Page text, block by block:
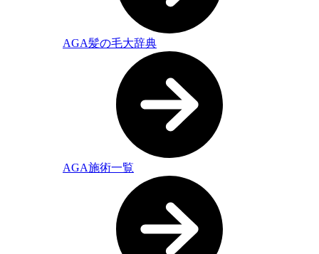
AGA髪の毛大辞典
AGA施術一覧